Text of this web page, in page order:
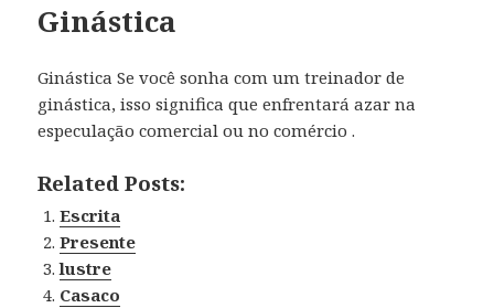
Ginástica
Ginástica Se você sonha com um treinador de
ginástica, isso significa que enfrentará azar na
especulação comercial ou no comércio .
Related Posts:
Escrita
Presente
lustre
Casaco